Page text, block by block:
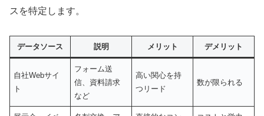
スを特定します。
データソース 説明 メリット デメリット
自社Webサイ
ト
フォーム送
信、資料請求
など
高い関心を持
つリード
数が限られる